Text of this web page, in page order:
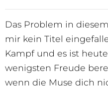
Das Problem in
mir kein Titel
Kampf und es ist
wenigsten Freude
wenn die Muse dich